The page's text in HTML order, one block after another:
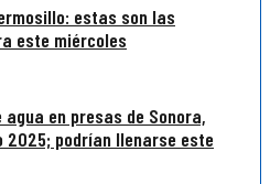
estas son las
este miércoles
en presas de Sonora,
2025; podrían llenarse este